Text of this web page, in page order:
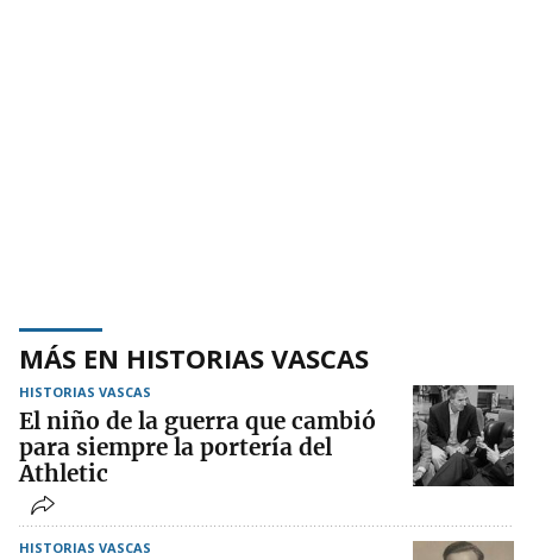
MÁS EN HISTORIAS VASCAS
HISTORIAS VASCAS
El niño de la guerra que cambió
para siempre la portería del
Athletic
HISTORIAS VASCAS